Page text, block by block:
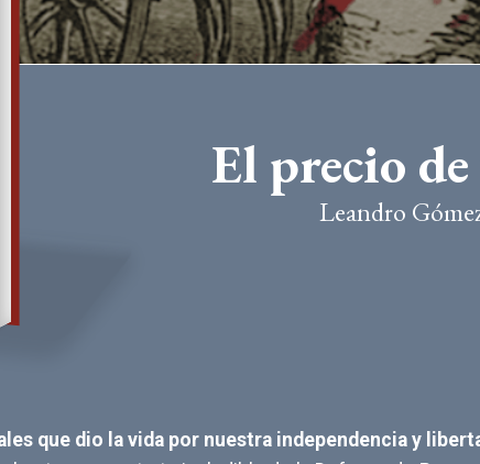
El precio
Leandro
que dio la vida por nuestra independencia y